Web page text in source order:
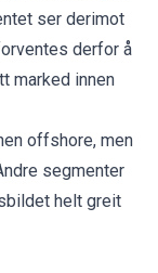
ser derimot
derfor å
marked innen
offshore, men
segmenter
helt greit